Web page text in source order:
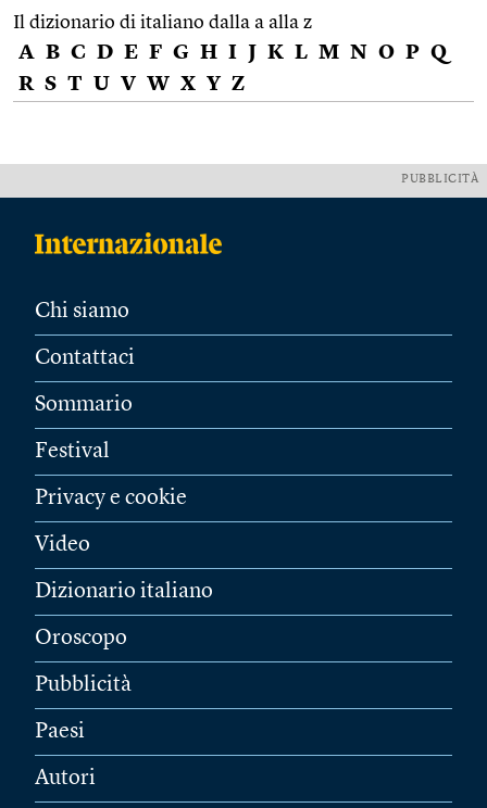
Il dizionario di italiano dalla a alla z
A B C D E F G H I J K L M N O P Q
R S T U V W X Y Z
PUBBLICITÀ
Chi siamo
Contattaci
Sommario
Festival
Privacy e cookie
Video
Dizionario italiano
Oroscopo
Pubblicità
Paesi
Autori